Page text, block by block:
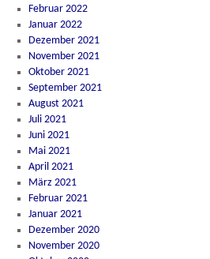
Februar 2022
Januar 2022
Dezember 2021
November 2021
Oktober 2021
September 2021
August 2021
Juli 2021
Juni 2021
Mai 2021
April 2021
März 2021
Februar 2021
Januar 2021
Dezember 2020
November 2020